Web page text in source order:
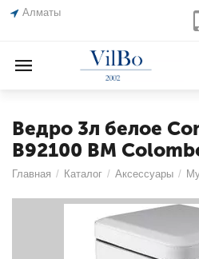
Алматы
Ведро 3л белое
B92100 BM
Главная / Каталог / Аксессуары /